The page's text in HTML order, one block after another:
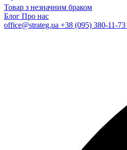
Товар з незначним браком
Блог Про нас
office@strateg.ua +38 (095) 380-11-73